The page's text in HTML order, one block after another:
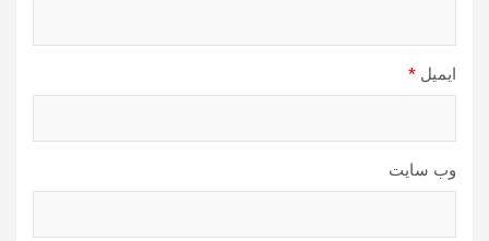
ایمیل *
وب‌ سایت